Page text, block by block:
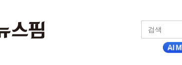
드뉴스] 어린이집·유치원 비상! 수족구병이 다시 유행합니
업·기업활동 '원스톱'으로...데이터처, 기업 3만1000곳 경